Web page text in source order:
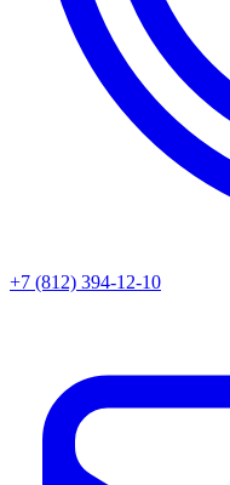
+7 (812) 394-12-10